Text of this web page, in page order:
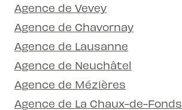
Agence de Vevey
Agence de Chavornay
Agence de Lausanne
Agence de Neuchâtel
Agence de Mézières
Agence de La Chaux-de-Fonds